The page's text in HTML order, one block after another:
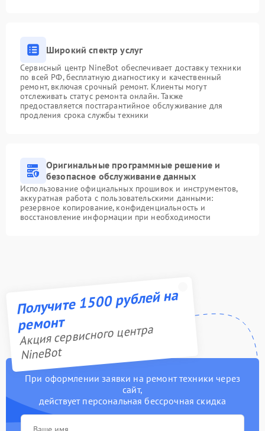
Широкий спектр услуг
Сервисный центр NineBot обеспечивает доставку техники
по всей РФ, бесплатную диагностику и качественный
ремонт, включая срочный ремонт. Клиенты могут
отслеживать статус ремонта онлайн. Также
предоставляется постгарантийное обслуживание для
продления срока службы техники
Оригинальные программные решение и
безопасное обслуживание данных
Использование официальных прошивок и инструментов,
аккуратная работа с пользовательскими данными:
резервное копирование, конфиденциальность и
восстановление информации при необходимости
Получите 1500 рублей на
ремонт
Акция сервисного центра
NineBot
При оформлении заявки на ремонт техники через
сайт,
действует персональная бессрочная скидка